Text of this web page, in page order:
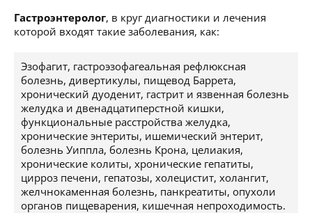
Гастроэнтеролог, в круг диагностики и лечения
которой входят такие заболевания, как:
Эзофагит, гастроэзофагеальная рефлюксная
болезнь, дивертикулы, пищевод Баррета,
хронический дуоденит, гастрит и язвенная болезнь
желудка и двенадцатиперстной кишки,
функциональные расстройства желудка,
хронические энтериты, ишемический энтерит,
болезнь Уиппла, болезнь Крона, целиакия,
хронические колиты, хронические гепатиты,
цирроз печени, гепатозы, холецистит, холангит,
желчнокаменная болезнь, панкреатиты, опухоли
органов пищеварения, кишечная непроходимость.